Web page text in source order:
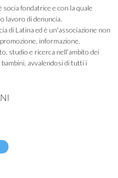
fondatrice e con la quale
lavoro di denuncia.
di Latina ed è un'associazione non
informazione,
studio e ricerca nell’ambito dei
avvalendosi di tutti i